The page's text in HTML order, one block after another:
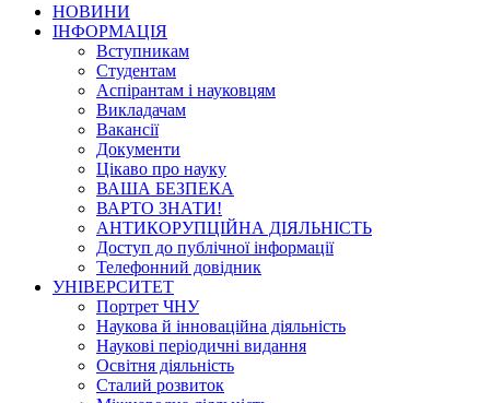
НОВИНИ
ІНФОРМАЦІЯ
Вступникам
Студентам
Аспірантам і науковцям
Викладачам
Вакансії
Документи
Цікаво про науку
ВАША БЕЗПЕКА
ВАРТО ЗНАТИ!
АНТИКОРУПЦІЙНА ДІЯЛЬНІСТЬ
Доступ до публічної інформації
Телефонний довідник
УНІВЕРСИТЕТ
Портрет ЧНУ
Наукова й інноваційна діяльність
Наукові періодичні видання
Освітня діяльність
Сталий розвиток